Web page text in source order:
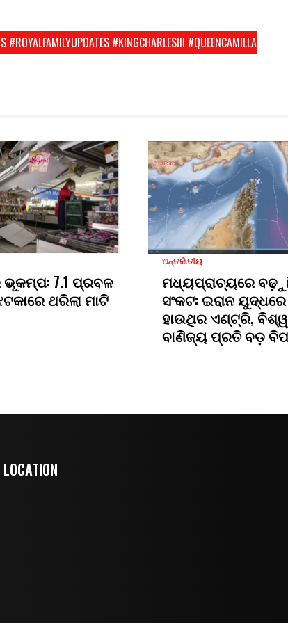
#ROYALFAMILYUPDATES #KINGCHARLESIII #QUEENCAMILLA
ଭୂକମ୍ପ: 7.1 ପ୍ରବଳ
ଥରିଲା ମାଟି
ଅନ୍ତର୍ଜାତୀୟ
ମଧ୍ୟପ୍ରାଚ୍ୟରେ
ସଂକଟ: ଇରାନ ଯୁଦ୍ଧରେ
ହାଉଥିର ଏଣ୍ଟ୍ରି, ବିଶ୍ୱ
ବାଣିଜ୍ୟ ପ୍ରତି ବଡ଼
LOCATION